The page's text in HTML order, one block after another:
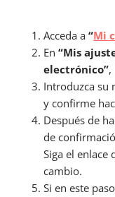
Acceda a“Mi
En“Mis
electrónico”,
Introduzca su
y confirme
Después de
de
Siga el enlace
cambio.
Si en este